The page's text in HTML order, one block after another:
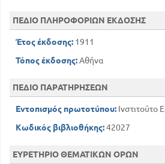
ΠΕΔΙΟ ΠΛΗΡΟΦΟΡΙΩΝ ΕΚΔΟΣΗΣ
Έτος έκδοσης: 1911
Τόπος έκδοσης:Αθήνα
ΠΕΔΙΟ ΠΑΡΑΤΗΡΗΣΕΩΝ
Εντοπισμός πρωτοτύπου: Ινστιτούτο
Κωδικός βιβλιοθήκης:42027
ΕΥΡΕΤΗΡΙΟ ΘΕΜΑΤΙΚΩΝ ΟΡΩΝ